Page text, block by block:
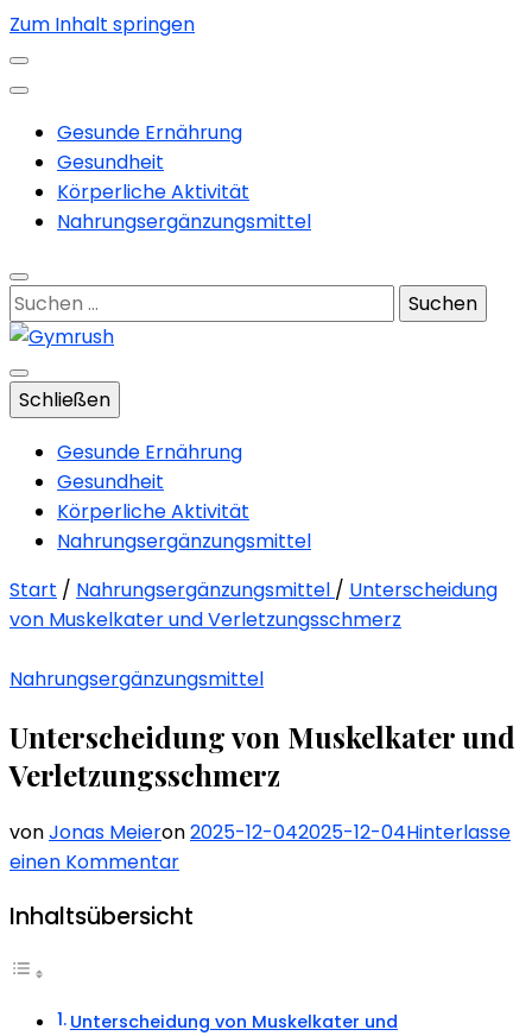
Zum Inhalt springen
Gesunde Ernährung
Gesundheit
Körperliche Aktivität
Nahrungsergänzungsmittel
Suchen
nach:
Gymrush
Training und Nahrungsergänzung
Schließen
Gesunde Ernährung
Gesundheit
Körperliche Aktivität
Nahrungsergänzungsmittel
Start / Nahrungsergänzungsmittel / Unterscheidung
von Muskelkater und Verletzungsschmerz
Nahrungsergänzungsmittel
Unterscheidung von Muskelkater und
Verletzungsschmerz
vonJonas Meieron2025-12-042025-12-04Hinterlasse
einen Kommentarzu
von
Verletzungsschmerz
Inhaltsübersicht
Unterscheidung von Muskelkater und